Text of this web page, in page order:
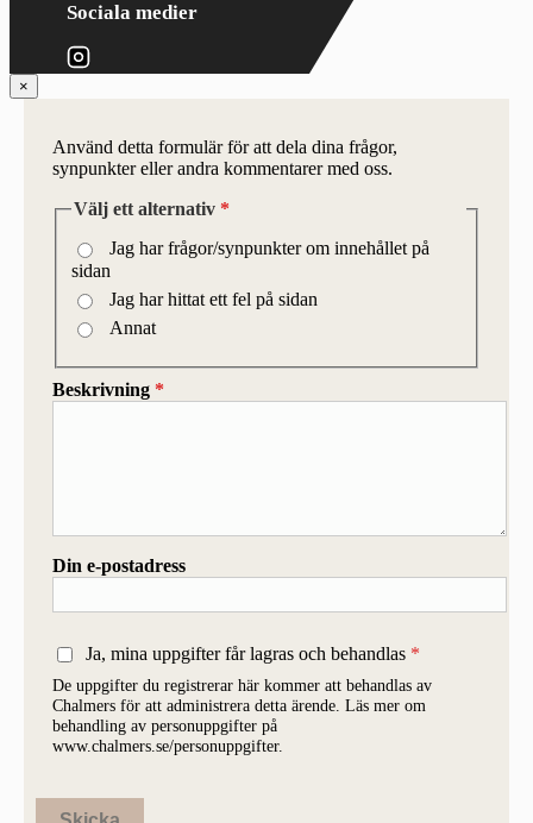
Sociala medier
×
Använd detta formulär för att dela dina frågor,
synpunkter eller andra kommentarer med oss.
Välj ett alternativ *
Jag har frågor/synpunkter om innehållet på
sidan
Jag har hittat ett fel på sidan
Annat
Beskrivning *
Din e-postadress
De uppgifter du registrerar här kommer att behandlas av
Chalmers för att administrera detta ärende. Läs mer om
behandling av personuppgifter på
www.chalmers.se/personuppgifter.
Ja, mina uppgifter får lagras och behandlas